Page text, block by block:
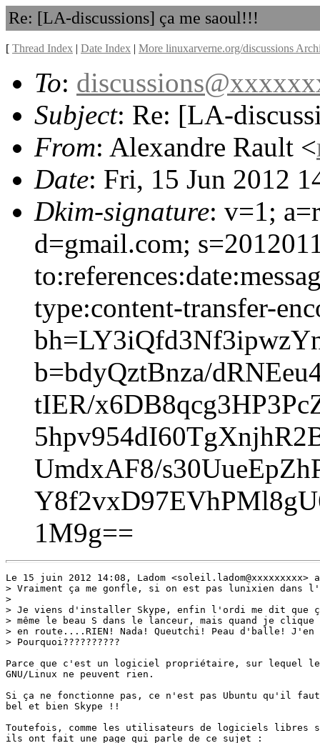
Re: [LA-discussions] ça me saoul!!!
[ Thread Index | Date Index | More linuxarverne.org/discussions
To:
Subject: Re: [LA-
From: Alexandre Rault <
Date: Fri, 15 Jun 2012
Dkim-signature: v=1;
d=gmail.com;
type:content-transfer-
b=bdyQztBnza/
tIER/
UmdxAF8/
1M9g==
Le 15 juin 2012 14:08, Ladom
> Vraiment ça me gonfle, si on est pas lunixien dans
>
> Je viens d'installer Skype, enfin l'ordi me dit
> même le beau S dans le lanceur, mais quand je
> en route....RIEN! Nada! Queutchi! Peau d'balle! J'en
> Pourquoi??????????
Parce que c'est un logiciel propriétaire, sur lequel
GNU/Linux ne peuvent rien.
Si ça ne fonctionne pas, ce n'est pas Ubuntu qu'il faut
bel et bien Skype !!
Toutefois, comme les utilisateurs de logiciels libres